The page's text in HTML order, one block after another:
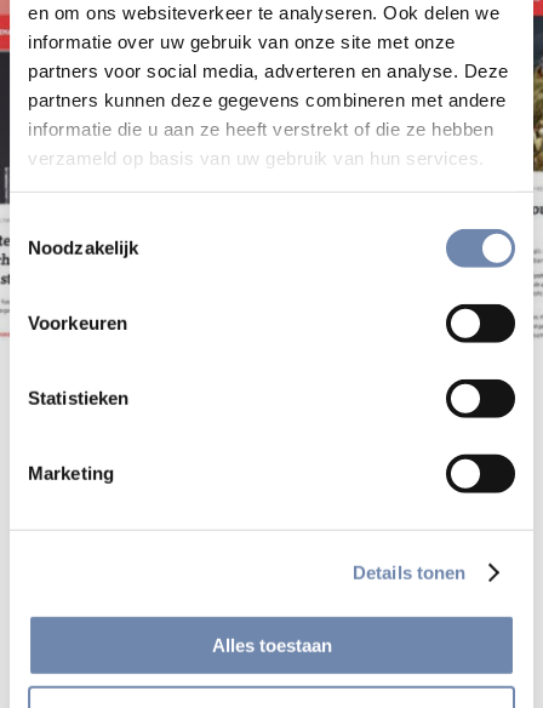
en om ons websiteverkeer te analyseren. Ook delen we
informatie over uw gebruik van onze site met onze
partners voor social media, adverteren en analyse. Deze
partners kunnen deze gegevens combineren met andere
informatie die u aan ze heeft verstrekt of die ze hebben
verzameld op basis van uw gebruik van hun services.
Toestemmingsselectie
Noodzakelijk
Voorkeuren
Statistieken
Marketing
Details tonen
Alles toestaan